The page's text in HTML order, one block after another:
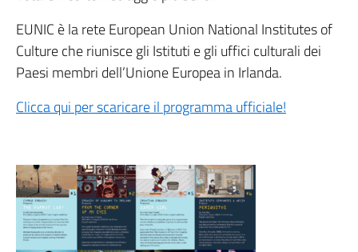
EUNIC è la rete European Union National Institutes of
Culture che riunisce gli Istituti e gli uffici culturali dei
Paesi membri dell’Unione Europea in Irlanda.
Clicca qui per scaricare il programma ufficiale!